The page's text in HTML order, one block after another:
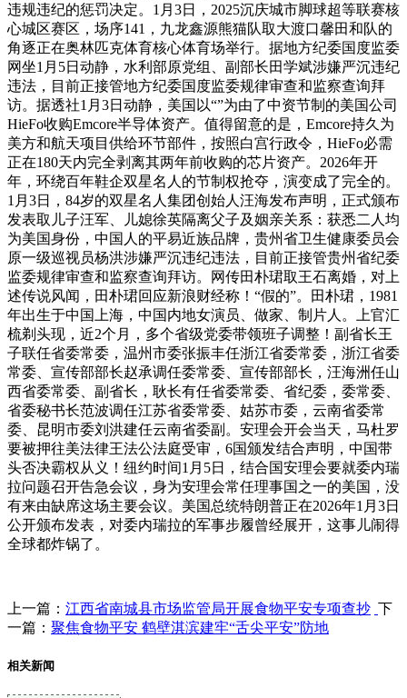
违规违纪的惩罚决定。1月3日，2025沉庆城市脚球超等联赛核
心城区赛区，场序141，九龙鑫源熊猫队取大渡口馨田和队的
角逐正在奥林匹克体育核心体育场举行。据地方纪委国度监委
网坐1月5日动静，水利部原党组、副部长田学斌涉嫌严沉违纪
违法，目前正接管地方纪委国度监委规律审查和监察查询拜
访。据透社1月3日动静，美国以“”为由了中资节制的美国公司
HieFo收购Emcore半导体资产。值得留意的是，Emcore持久为
美方和航天项目供给环节部件，按照白宫行政令，HieFo必需
正在180天内完全剥离其两年前收购的芯片资产。2026年开
年，环绕百年鞋企双星名人的节制权抢夺，演变成了完全的。
1月3日，84岁的双星名人集团创始人汪海发布声明，正式颁布
发表取儿子汪军、儿媳徐英隔离父子及姻亲关系：获悉二人均
为美国身份，中国人的平易近族品牌，贵州省卫生健康委员会
原一级巡视员杨洪涉嫌严沉违纪违法，目前正接管贵州省纪委
监委规律审查和监察查询拜访。网传田朴珺取王石离婚，对上
述传说风闻，田朴珺回应新浪财经称！“假的”。田朴珺，1981
年出生于中国上海，中国内地女演员、做家、制片人。上官汇
梳剃头现，近2个月，多个省级党委带领班子调整！副省长王
子联任省委常委，温州市委张振丰任浙江省委常委，浙江省委
常委、宣传部部长赵承调任委常委、宣传部部长，汪海洲任山
西省委常委、副省长，耿长有任省委常委、省纪委，委常委、
省委秘书长范波调任江苏省委常委、姑苏市委，云南省委常
委、昆明市委刘洪建任云南省委副。安理会开会当天，马杜罗
要被押往美法律王法公法庭受审，6国颁发结合声明，中国带
头否决霸权从义！纽约时间1月5日，结合国安理会要就委内瑞
拉问题召开告急会议，身为安理会常任理事国之一的美国，没
有来由缺席这场主要会议。美国总统特朗普正在2026年1月3日
公开颁布发表，对委内瑞拉的军事步履曾经展开，这事儿闹得
全球都炸锅了。
上一篇： 江西省南城县市场监管局开展食物平安专项查抄 下
一篇： 聚焦食物平安 鹤壁淇滨建牢“舌尖平安”防地
相关新闻